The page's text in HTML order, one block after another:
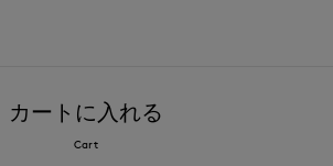
カートに入れる
Cart